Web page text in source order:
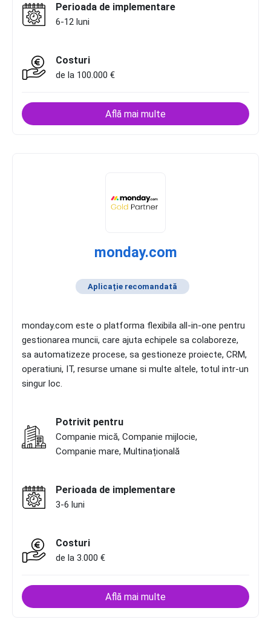
Perioada de implementare
6-12 luni
Costuri
de la 100.000 €
Află mai multe
monday.com
Aplicație recomandată
monday.com este o platforma flexibila all-in-one pentru
gestionarea muncii, care ajuta echipele sa colaboreze,
sa automatizeze procese, sa gestioneze proiecte, CRM,
operatiuni, IT, resurse umane si multe altele, totul intr-un
singur loc.
Potrivit pentru
Companie mică, Companie mijlocie,
Companie mare, Multinațională
Perioada de implementare
3-6 luni
Costuri
de la 3.000 €
Află mai multe